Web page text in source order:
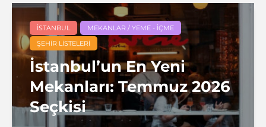
İSTANBUL
MEKANLAR / YEME - İÇME
ŞEHIR LISTELERI
İstanbul’un En Yeni
Mekanları: Temmuz 2026
Seçkisi